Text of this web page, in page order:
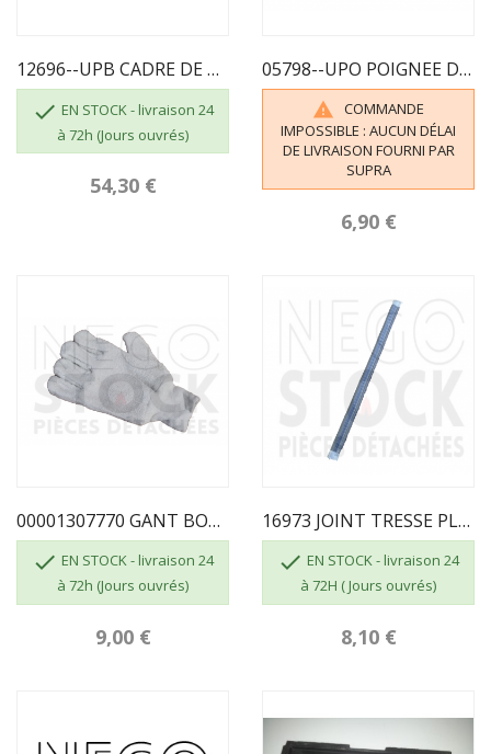
12696--UPB CADRE DE PORTE HF50
 EN STOCK - livraison 24
à 72h (Jours ouvrés)
54,30 €
05798--UPO POIGNEE DE PORTE PERC F150

COMMANDE
IMPOSSIBLE : AUCUN DÉLAI
DE LIVRAISON FOURNI PAR
SUPRA
6,90 €
00001307770 GANT BOUCLETTE 4700 TAILLE 10
 EN STOCK - livraison 24
à 72h (Jours ouvrés)
9,00 €
16973 JOINT TRESSE PLAT LG.415 SUPRA
 EN STOCK - livraison 24
à 72H ( Jours ouvrés)
8,10 €